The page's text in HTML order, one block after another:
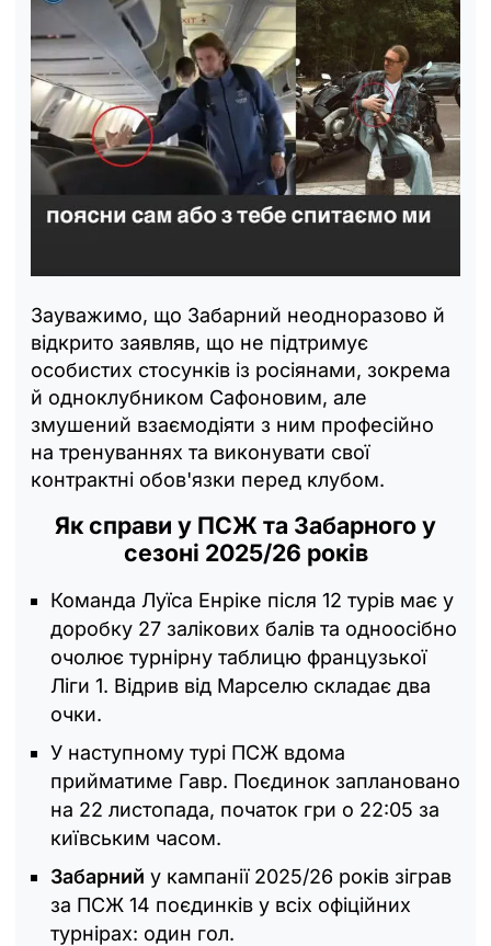
Зауважимо, що Забарний неодноразово й
відкрито заявляв, що не підтримує
особистих стосунків із росіянами, зокрема
й одноклубником Сафоновим, але
змушений взаємодіяти з ним професійно
на тренуваннях та виконувати свої
контрактні обов'язки перед клубом.
Як справи у ПСЖ та Забарного у
сезоні 2025/26 років
Команда Луїса Енріке після 12 турів має у
доробку 27 залікових балів та одноосібно
очолює турнірну таблицю французької
Ліги 1. Відрив від Марселю складає два
очки.
У наступному турі ПСЖ вдома
прийматиме Гавр. Поєдинок заплановано
на 22 листопада, початок гри о 22:05 за
київським часом.
Забарний у кампанії 2025/26 років зіграв
за ПСЖ 14 поєдинків у всіх офіційних
турнірах: один гол.